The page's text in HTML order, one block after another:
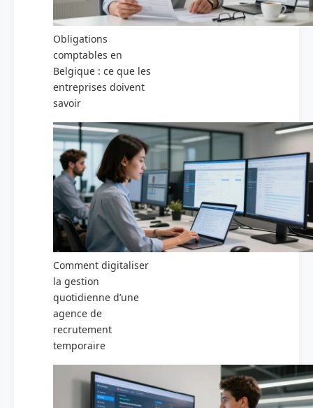
Obligations
comptables en
Belgique : ce que les
entreprises doivent
savoir
Comment digitaliser
la gestion
quotidienne d’une
agence de
recrutement
temporaire